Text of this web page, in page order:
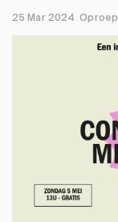
25 Mar 2024 Oproep